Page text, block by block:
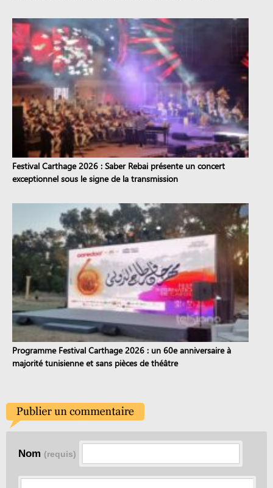
Festival Carthage 2026 : Saber Rebai présente un concert
exceptionnel sous le signe de la transmission
Programme Festival Carthage 2026 : un 60e anniversaire à
majorité tunisienne et sans pièces de théâtre
Nom (requis)